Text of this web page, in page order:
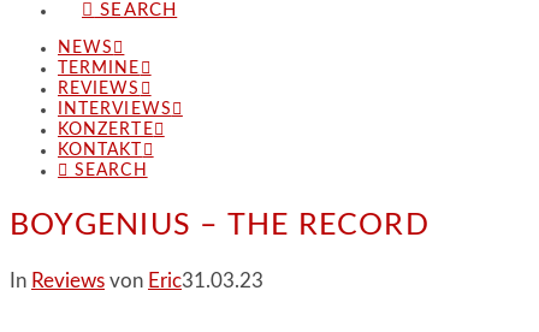
SEARCH
NEWS
TERMINE
REVIEWS
INTERVIEWS
KONZERTE
KONTAKT
SEARCH
BOYGENIUS – THE RECORD
In Reviews von Eric31.03.23